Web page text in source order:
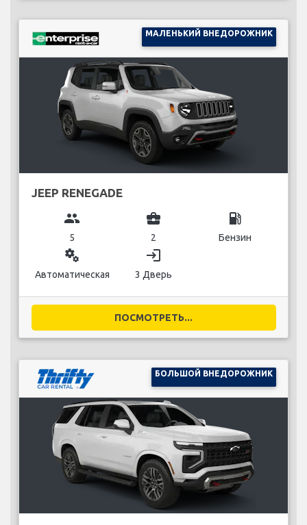
МАЛЕНЬКИЙ ВНЕДОРОЖНИК
JEEP RENEGADE
group
5
business_center
2
local_gas_station
Бензин
miscellaneous_services
Автоматическая
login
3 Дверь
ПОСМОТРЕТЬ...
БОЛЬШОЙ ВНЕДОРОЖНИК